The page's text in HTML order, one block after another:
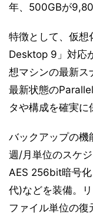
年、500GBが
特徴として、仮
Desktop 9」対応
想マシンの最新ス
最新状態の
タや構成を確実に
バックアップの機
週/月単位のスケ
AES 256bit暗号
代)などを装備。
ファイル単位の